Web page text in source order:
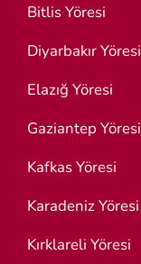
Bitlis Yöresi
Diyarbakır Yöresi
Elazığ Yöresi
Gaziantep Yöresi
Kafkas Yöresi
Karadeniz Yöresi
Kırklareli Yöresi